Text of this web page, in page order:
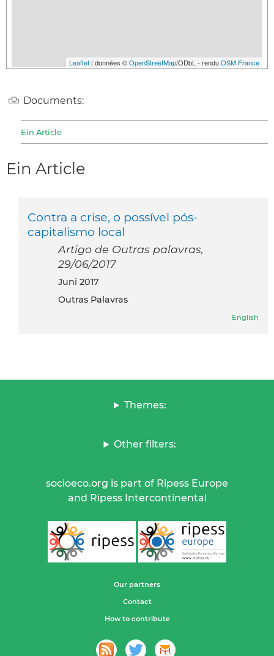
Leaflet | données ©OpenStreetMap/ODbL - renduOSM France
Documents:
Ein Article
Ein Article
Contra a crise, o possível pós-
capitalismo local
Artigo de Outras palavras,
29/06/2017
Juni 2017
Outras Palavras
English
Themes:
Other filters:
socioeco.org is part of Ripess Europe
and Ripess Intercontinental
Our partners
Contact
How to contribute